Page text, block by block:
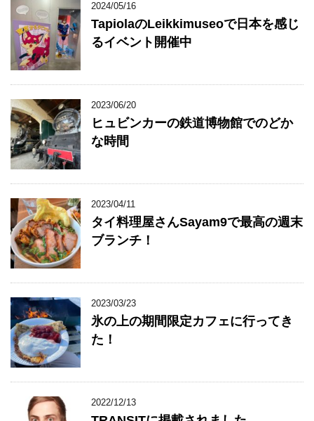
2024/05/16
TapiolaのLeikkimuseoで日本を感じ
るイベント開催中
2023/06/20
ヒュビンカーの鉄道博物館でのどか
な時間
2023/04/11
タイ料理屋さんSayam9で最高の週末
ブランチ！
2023/03/23
氷の上の期間限定カフェに行ってき
た！
2022/12/13